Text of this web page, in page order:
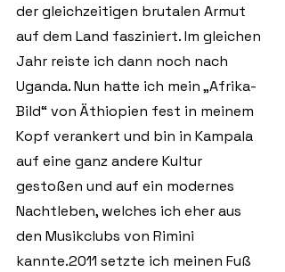
der gleichzeitigen brutalen Armut
auf dem Land fasziniert. Im gleichen
Jahr reiste ich dann noch nach
Uganda. Nun hatte ich mein „Afrika-
Bild“ von Äthiopien fest in meinem
Kopf verankert und bin in Kampala
auf eine ganz andere Kultur
gestoßen und auf ein modernes
Nachtleben, welches ich eher aus
den Musikclubs von Rimini
kannte.2011 setzte ich meinen Fuß